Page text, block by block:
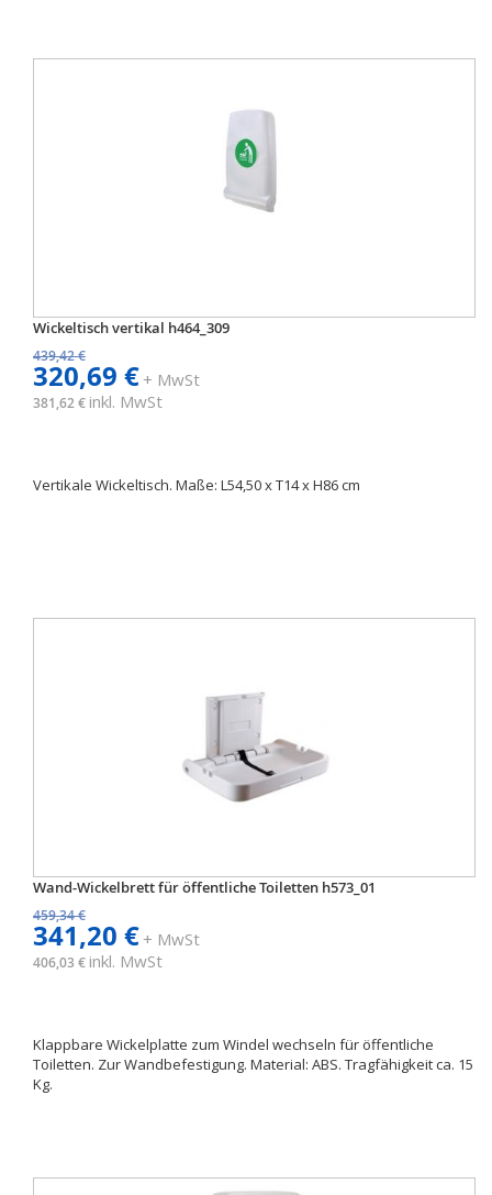
Wickeltisch vertikal h464_309
439,42 €
320,69 €+ MwSt
381,62 € inkl. MwSt
Vertikale Wickeltisch. Maße: L54,50 x T14 x H86 cm
Wand-Wickelbrett für öffentliche Toiletten h573_01
459,34 €
341,20 €+ MwSt
406,03 € inkl. MwSt
Klappbare Wickelplatte zum Windel wechseln für öffentliche
Toiletten. Zur Wandbefestigung. Material: ABS. Tragfähigkeit ca. 15
Kg.